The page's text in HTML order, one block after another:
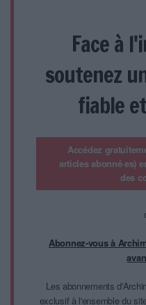
Face à
soutenez
fiable
Accédez
articles abonné·es)
des
Abonnez-vous à
Les abonnements
exclusif à l'ensemble du